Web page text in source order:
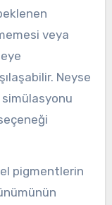
veya
Neyse
simülasyonu
pigmentlerin